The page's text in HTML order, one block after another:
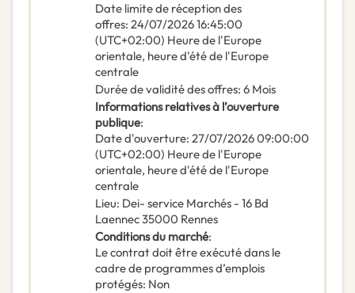
Date limite de réception des
offres: 24/07/202616:45:00
(UTC+02:00) Heure de l'Europe
orientale, heure d'été de l'Europe
centrale
Durée de validité des offres: 6 Mois
Informations relatives à l’ouverture
publique:
Date d'ouverture: 27/07/202609:00:00
(UTC+02:00) Heure de l'Europe
orientale, heure d'été de l'Europe
centrale
Lieu: Dei- service Marchés - 16 Bd
Laennec 35000 Rennes
Conditions du marché:
Le contrat doit être exécuté dans le
cadre de programmes d’emplois
protégés: Non